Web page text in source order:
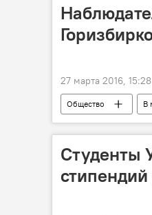
27 марта 2016, 15:28
Общество В
Студенты